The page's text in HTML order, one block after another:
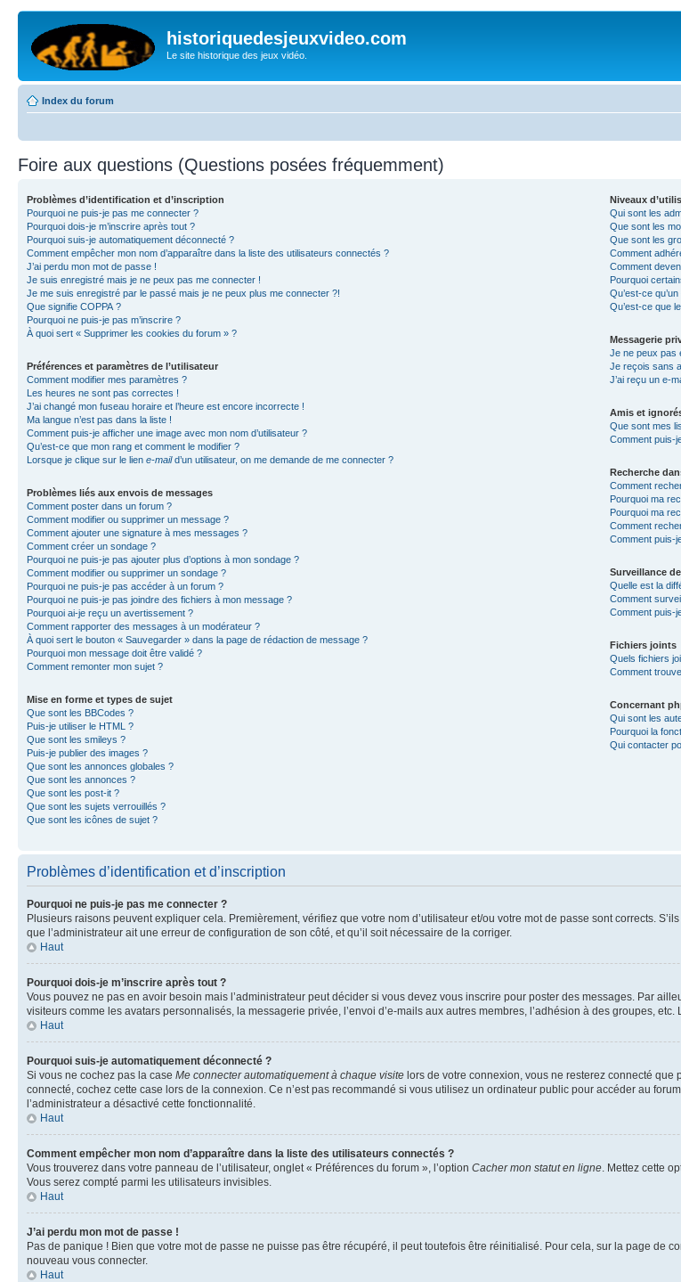
historiquedesjeuxvideo.com
Le site historique des jeux vidéo.
Index du forum
Foire aux questions (Questions posées fréquemment)
Problèmes d’identification et d’inscription
Pourquoi ne puis-je pas me connecter ?
Pourquoi dois-je m’inscrire après tout ?
Pourquoi suis-je automatiquement déconnecté ?
Comment empêcher mon nom d’apparaître dans la liste des utilisateurs connectés ?
J’ai perdu mon mot de passe !
Je suis enregistré mais je ne peux pas me connecter !
Je me suis enregistré par le passé mais je ne peux plus me connecter ?!
Que signifie COPPA ?
Pourquoi ne puis-je pas m’inscrire ?
À quoi sert « Supprimer les cookies du forum » ?
Préférences et paramètres de l’utilisateur
Comment modifier mes paramètres ?
Les heures ne sont pas correctes !
J’ai changé mon fuseau horaire et l’heure est encore incorrecte !
Ma langue n’est pas dans la liste !
Comment puis-je afficher une image avec mon nom d’utilisateur ?
Qu’est-ce que mon rang et comment le modifier ?
Lorsque je clique sur le lien e-maild’un utilisateur, on me demande de me connecter ?
Problèmes liés aux envois de messages
Comment poster dans un forum ?
Comment modifier ou supprimer un message ?
Comment ajouter une signature à mes messages ?
Comment créer un sondage ?
Pourquoi ne puis-je pas ajouter plus d’options à mon sondage ?
Comment modifier ou supprimer un sondage ?
Pourquoi ne puis-je pas accéder à un forum ?
Pourquoi ne puis-je pas joindre des fichiers à mon message ?
Pourquoi ai-je reçu un avertissement ?
Comment rapporter des messages à un modérateur ?
À quoi sert le bouton « Sauvegarder » dans la page de rédaction de message ?
Pourquoi mon message doit être validé ?
Comment remonter mon sujet ?
Mise en forme et types de sujet
Que sont les BBCodes ?
Puis-je utiliser le HTML ?
Que sont les smileys ?
Puis-je publier des images ?
Que sont les annonces globales ?
Que sont les annonces ?
Que sont les post-it ?
Que sont les sujets verrouillés ?
Que sont les icônes de sujet ?
Niveaux
Qui sont les
Que sont les
Que sont les
Comment
Comment
Pourquoi
Qu’est-ce
Qu’est-ce que
Messagerie
Je ne peux pas
Je reçois sans
J’ai reçu un e-
Amis et
Que sont mes
Comment puis-
Recherche
Comment
Pourquoi ma
Pourquoi ma
Comment
Comment puis-
Surveillance
Quelle est la
Comment
Comment puis-
Fichiers joints
Quels fichiers
Comment
Concernant
Qui sont les
Pourquoi la
Qui contacter
Problèmes d’identification et d’inscription
Pourquoi ne puis-je pas me connecter ?
Plusieurs raisons peuvent expliquer cela. Premièrement, vérifiez que votre nom d’utilisateur et/ou votre mot de passe sont corrects.
que l’administrateur ait une erreur de configuration de son côté, et qu’il soit nécessaire de la corriger.
Haut
Pourquoi dois-je m’inscrire après tout ?
Vous pouvez ne pas en avoir besoin mais l’administrateur peut décider si vous devez vous inscrire pour poster des messages. Par
visiteurs comme les avatars personnalisés, la messagerie privée, l’envoi d’e-mails aux autres membres, l’adhésion à des groupes, etc.
Haut
Pourquoi suis-je automatiquement déconnecté ?
Si vous ne cochez pas la case Me connecter automatiquement à chaque visite lors de votre connexion, vous ne resterez connecté
connecté, cochez cette case lors de la connexion. Ce n’est pas recommandé si vous utilisez un ordinateur public pour accéder au
l’administrateur a désactivé cette fonctionnalité.
Haut
Comment empêcher mon nom d’apparaître dans la liste des utilisateurs connectés ?
Vous trouverez dans votre panneau de l’utilisateur, onglet « Préférences du forum », l’option Cacher mon statut en ligne . Mettez cette
Vous serez compté parmi les utilisateurs invisibles.
Haut
J’ai perdu mon mot de passe !
Pas de panique ! Bien que votre mot de passe ne puisse pas être récupéré, il peut toutefois être réinitialisé. Pour cela, sur la page de
nouveau vous connecter.
Haut